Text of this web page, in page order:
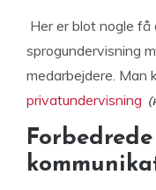
Her er blot nogle
sprogundervisning
medarbejdere. Man
privatundervisning
Forbedrede